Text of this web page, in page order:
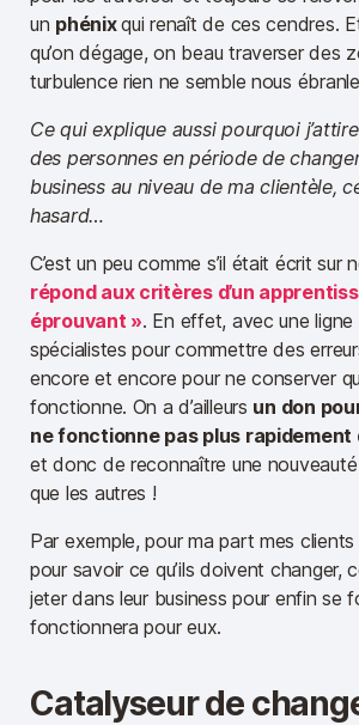
un phénixqui renaît de ces cendres. Et
qu’on dégage, on beau traverser des
turbulence rien ne semble nous
Ce qui explique aussi pourquoi
des personnes en période de
business au niveau de ma clientèle,
hasard…
C’est un peu comme s’il était écrit sur
répond aux critères d’un
éprouvant ». En effet, avec une
spécialistes pour commettre des
encore et encore pour ne conserver
fonctionne. On a d’ailleurs un don
ne fonctionne pas plus rapidement
et donc de reconnaître une
que les autres !
Par exemple, pour ma part mes
pour savoir ce qu’ils doivent changer,
jeter dans leur business pour enfin se
fonctionnera pour eux.
Catalyseur de